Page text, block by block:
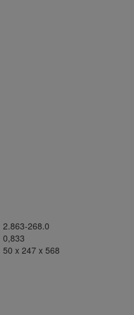
2.863-268.0
0,833
50 x 247 x 568